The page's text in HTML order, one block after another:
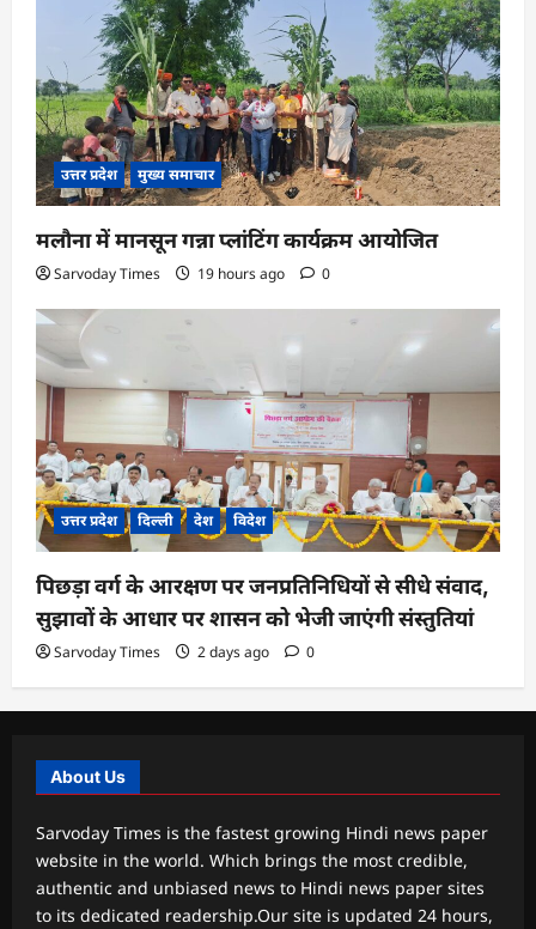
उत्तर प्रदेश मुख्य समाचार
मलौना में मानसून गन्ना प्लांटिंग कार्यक्रम आयोजित
Sarvoday Times 19 hours ago 0
उत्तर प्रदेश दिल्ली देश विदेश
पिछड़ा वर्ग के आरक्षण पर जनप्रतिनिधियों से सीधे संवाद,
सुझावों के आधार पर शासन को भेजी जाएंगी संस्तुतियां
Sarvoday Times 2 days ago 0
About Us
Sarvoday Times is the fastest growing Hindi news paper
website in the world. Which brings the most credible,
authentic and unbiased news to Hindi news paper sites
to its dedicated readership.Our site is updated 24 hours,